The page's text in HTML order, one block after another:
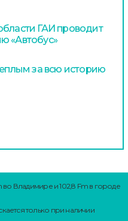
ГАИ проводит
«Автобус»
за всю историю
во Владимире и 102,8 Fm в городе
только при наличии